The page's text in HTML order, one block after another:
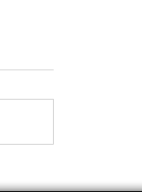
Hauptrolle, Regie und